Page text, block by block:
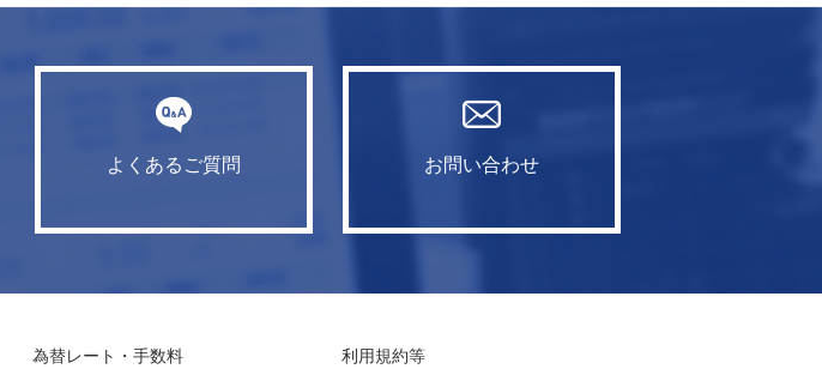
よくあるご質問 お問い合わせ
為替レート・手数料
利用規約等